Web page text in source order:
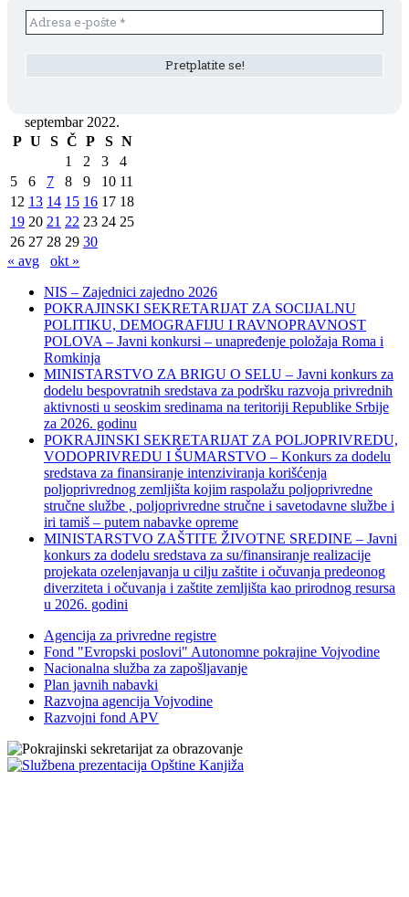
septembar 2022.
P U S Č P S N
1
2 3
4
5
6 7 8 9 10 11
12 13 14 15 16 17 18
19 20 21 22 23 24 25
26 27 28 29 30
« avg
okt »
NIS – Zajednici zajedno 2026
POKRAJINSKI SEKRETARIJAT ZA SOCIJALNU
POLITIKU, DEMOGRAFIJU I RAVNOPRAVNOST
POLOVA – Javni konkursi – unapređenje položaja Roma i
Romkinja
MINISTARSTVO ZA BRIGU O SELU – Javni konkurs za
dodelu bespovratnih sredstava za podršku razvoja privrednih
aktivnosti u seoskim sredinama na teritoriji Republike Srbije
za 2026. godinu
POKRAJINSKI SEKRETARIJAT ZA POLJOPRIVREDU,
VODOPRIVREDU I ŠUMARSTVO – Konkurs za dodelu
sredstava za finansiranje intenziviranja korišćenja
poljoprivrednog zemljišta kojim raspolažu poljoprivredne
stručne službe , poljoprivredne stručne i savetodavne službe i
iri tamiš ‒ putem nabavke opreme
MINISTARSTVO ZAŠTITE ŽIVOTNE SREDINE – Javni
konkurs za dodelu sredstava za su/finansiranje realizacije
projekata ozelenjavanja u cilju zaštite i očuvanja predeonog
diverziteta i očuvanja i zaštite zemljišta kao prirodnog resursa
u 2026. godini
Agencija za privredne registre
Fond "Evropski poslovi" Autonomne pokrajine Vojvodine
Nacionalna služba za zapošljavanje
Plan javnih nabavki
Razvojna agencija Vojvodine
Razvojni fond APV